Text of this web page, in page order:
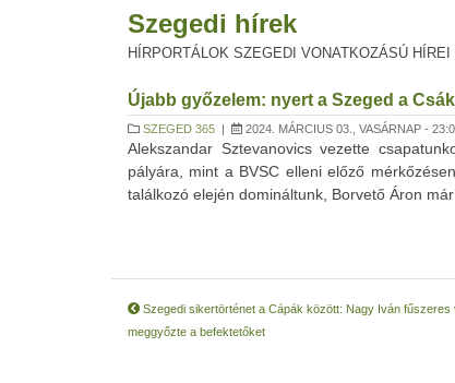
Szegedi hírek
HÍRPORTÁLOK SZEGEDI VONATKOZÁSÚ HÍREI
Újabb győzelem: nyert a Szeged a
SZEGED 365 | 2024. MÁRCIUS 03., VASÁRNAP -
Alekszandar Sztevanovics vezette
pályára, mint a BVSC elleni előző
találkozó elején domináltunk, Borvető Áron
Szegedi sikertörténet a Cápák között: Nagy Iván fűszeres
meggyőzte a befektetőket